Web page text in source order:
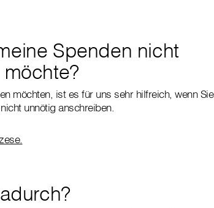
Spenden nicht
möchten, ist es für uns sehr hilfreich, wenn Sie
unnötig anschreiben.